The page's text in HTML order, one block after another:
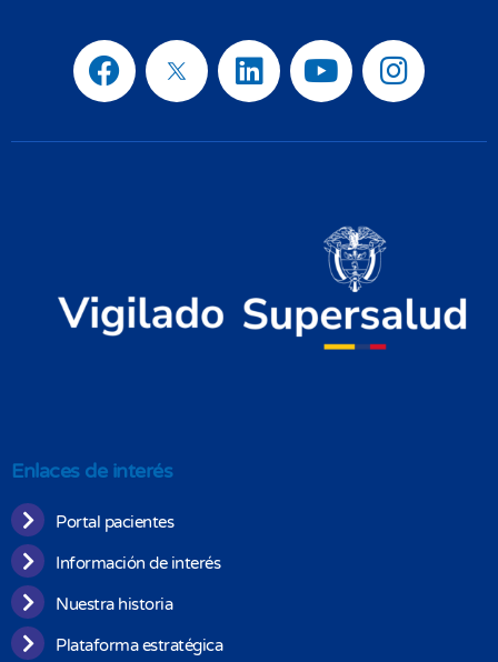
Enlaces de interés
Portal pacientes
Información de interés
Nuestra historia
Plataforma estratégica